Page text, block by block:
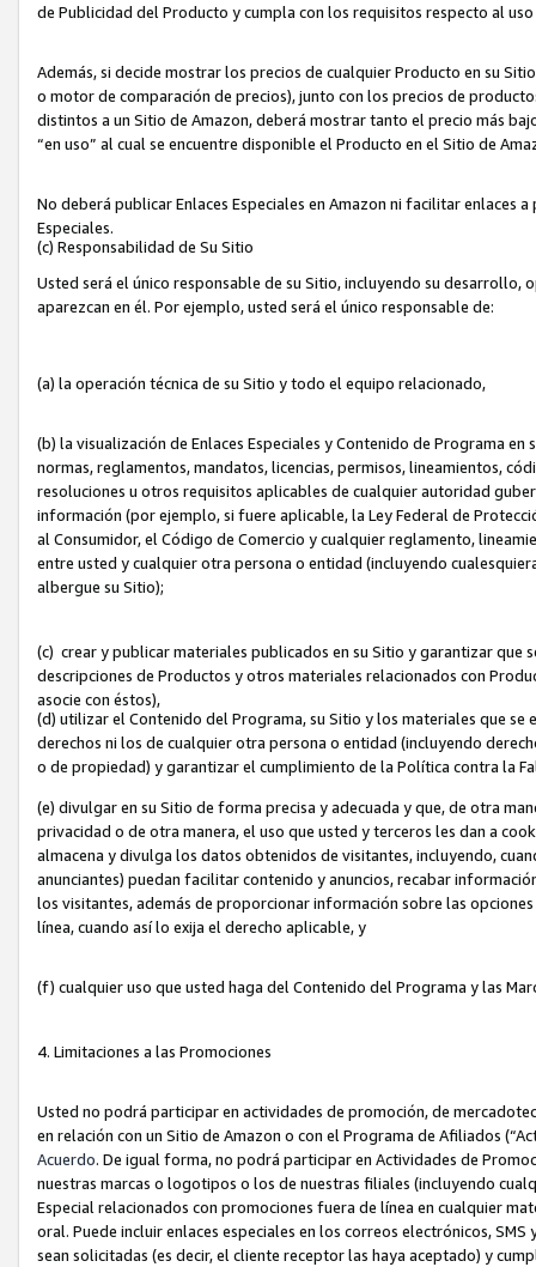
de Publicidad del Producto y cumpla con los requisitos respecto al uso
Además, si decide mostrar los precios de cualquier Producto en su
o motor de comparación de precios), junto con los precios de
distintos a un Sitio de Amazon, deberá mostrar tanto el precio más
“en uso” al cual se encuentre disponible el Producto en el Sitio de
No deberá publicar Enlaces Especiales en Amazon ni facilitar enlaces
Especiales.
(c) Responsabilidad de Su Sitio
Usted será el único responsable de su Sitio, incluyendo su
aparezcan en él. Por ejemplo, usted será el único responsable de:
(a) la operación técnica de su Sitio y todo el equipo relacionado,
(b) la visualización de Enlaces Especiales y Contenido de Programa
normas, reglamentos, mandatos, licencias, permisos, lineamientos,
resoluciones u otros requisitos aplicables de cualquier autoridad
información (por ejemplo, si fuere aplicable, la Ley Federal de
al Consumidor, el Código de Comercio y cualquier reglamento,
entre usted y cualquier otra persona o entidad (incluyendo
albergue su Sitio);
(c) crear y publicar materiales publicados en su Sitio y garantizar que
descripciones de Productos y otros materiales relacionados con
asocie con éstos),
(d) utilizar el Contenido del Programa, su Sitio y los materiales que se
derechos ni los de cualquier otra persona o entidad (incluyendo
o de propiedad) y garantizar el cumplimiento de la Política contra la
(e) divulgar en su Sitio de forma precisa y adecuada y que, de otra
privacidad o de otra manera, el uso que usted y terceros les dan a
almacena y divulga los datos obtenidos de visitantes, incluyendo,
anunciantes) puedan facilitar contenido y anuncios, recabar
los visitantes, además de proporcionar información sobre las
línea, cuando así lo exija el derecho aplicable, y
(f) cualquier uso que usted haga del Contenido del Programa y las
4. Limitaciones a las Promociones
Usted no podrá participar en actividades de promoción, de
en relación con un Sitio de Amazon o con el Programa de Afiliados
Acuerdo. De igual forma, no podrá participar en Actividades de
nuestras marcas o logotipos o los de nuestras filiales (incluyendo
Especial relacionados con promociones fuera de línea en cualquier
oral. Puede incluir enlaces especiales en los correos electrónicos,
sean solicitadas (es decir, el cliente receptor las haya aceptado) y